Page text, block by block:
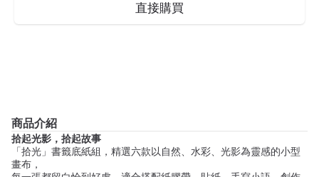
直接購買
商品介紹
拾起光影，拾起故事
「拾光」書籤底紙組，精選六款以自然、水彩、光影為靈感的小型
畫布，